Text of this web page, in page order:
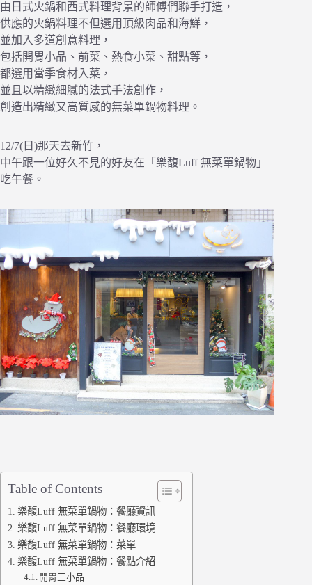
由日式火鍋和西式料理背景的師傅們聯手打造，
供應的火鍋料理不但選用頂級肉品和海鮮，
並加入多道創意料理，
包括開胃小品、前菜、熱食小菜、甜點等，
都選用當季食材入菜，
並且以精緻細膩的法式手法創作，
創造出精緻又高質感的無菜單鍋物料理。
12/7(日)那天去新竹，
中午跟一位好久不見的好友在「樂馥Luff 無菜單鍋物」
吃午餐。
Table of Contents
樂馥Luff 無菜單鍋物：餐廳資訊
樂馥Luff 無菜單鍋物：餐廳環境
樂馥Luff 無菜單鍋物：菜單
樂馥Luff 無菜單鍋物：餐點介紹
開胃三小品